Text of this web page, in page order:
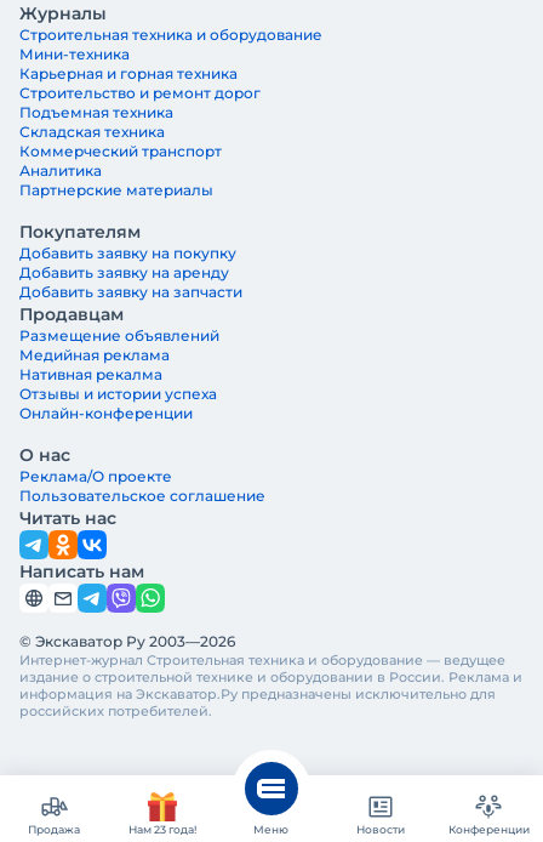
Журналы
Строительная техника и оборудование
Мини-техника
Карьерная и горная техника
Строительство и ремонт дорог
Подъемная техника
Складская техника
Коммерческий транспорт
Аналитика
Партнерские материалы
Покупателям
Добавить заявку на покупку
Добавить заявку на аренду
Добавить заявку на запчасти
Продавцам
Размещение объявлений
Медийная реклама
Нативная рекалма
Отзывы и истории успеха
Онлайн-конференции
О нас
Реклама/О проекте
Пользовательское соглашение
Читать нас
Написать нам
© Экскаватор Ру 2003—2026
Интернет-журнал Строительная техника и оборудование — ведущее
издание о строительной технике и оборудовании в России. Реклама и
информация на Экскаватор.Ру предназначены исключительно для
российских потребителей.
Продажа Нам 23 года! Меню Новости Конференции